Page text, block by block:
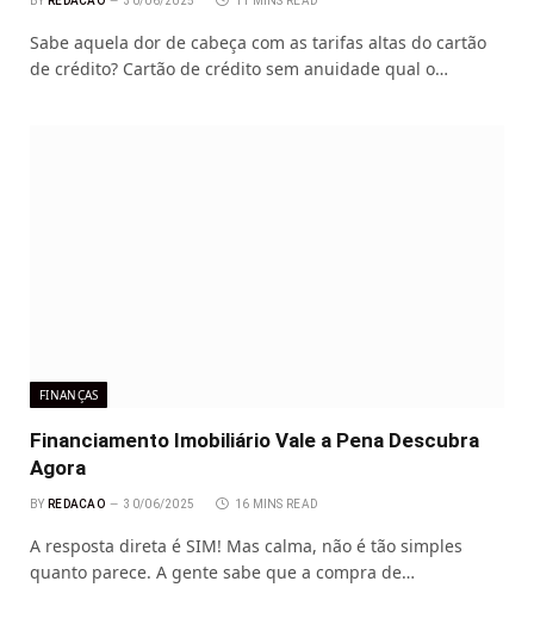
Sabe aquela dor de cabeça com as tarifas altas do cartão
de crédito? Cartão de crédito sem anuidade qual o…
FINANÇAS
Financiamento Imobiliário Vale a Pena Descubra
Agora
BY REDACAO 30/06/2025 16 MINS READ
A resposta direta é SIM! Mas calma, não é tão simples
quanto parece. A gente sabe que a compra de…